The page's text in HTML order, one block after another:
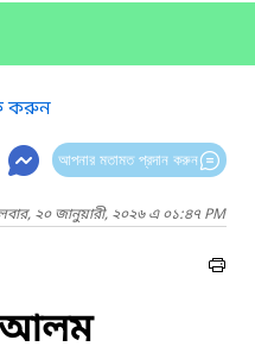
করুন
আপনার মতামত প্রদান করুন
২০ জানুয়ারী, ২০২৬ এ ০১:৪৭ PM
আলম